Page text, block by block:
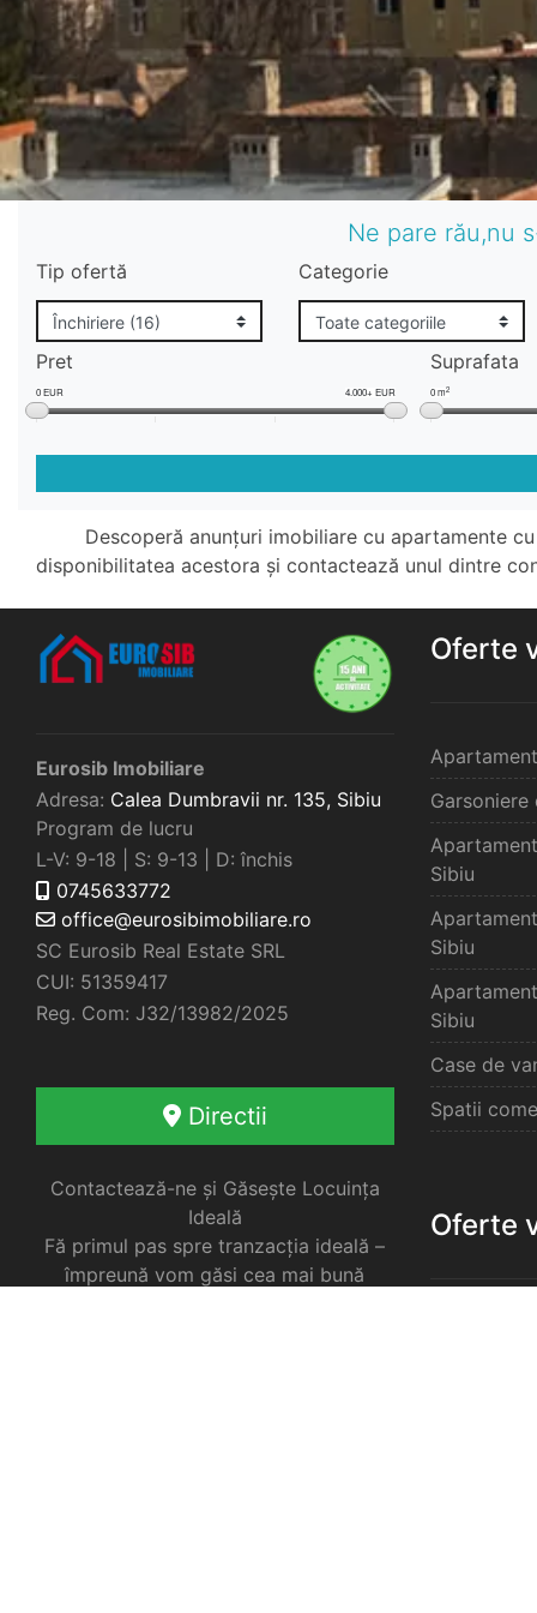
Ne pare rău,nu
Tip ofertă Categorie
Pret
0 EUR 4.000+ EUR
Suprafata
0 m2
Descoperă anunțuri imobiliare cu apartamente
disponibilitatea acestora și contactează unul dintre
Eurosib Imobiliare
Adresa: Calea Dumbravii nr. 135, Sibiu
Program de lucru
L-V: 9-18 | S: 9-13 | D: închis
0745633772
office@eurosibimobiliare.ro
SC Eurosib Real Estate SRL
CUI: 51359417
Reg. Com: J32/13982/2025
Directii
Contactează-ne și Găsește Locuința
Ideală
Fă primul pas spre tranzacția ideală –
împreună vom găsi cea mai bună
Oferte
Garsoniere
Sibiu
Sibiu
Sibiu
Case de
Spatii
Oferte